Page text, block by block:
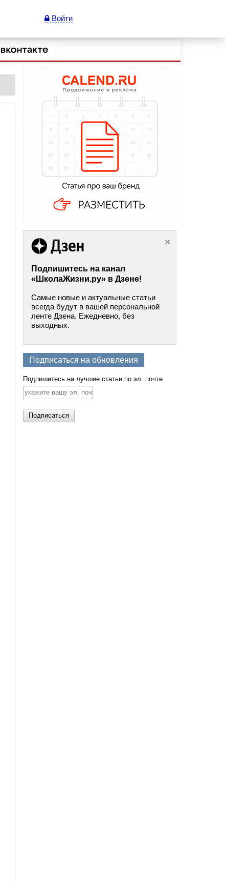
Войти
Подпишитесь на канал
«ШколаЖизни.ру» в Дзене!
Самые новые и актуальные статьи
всегда будут в вашей персональной
ленте Дзена. Ежедневно, без
выходных.
Подписаться на обновления
Подпишитесь на лучшие статьи по эл. почте